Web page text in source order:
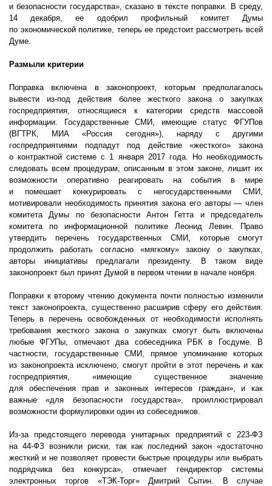
и безопасности государства», сказано в тексте поправки. В среду,
14 декабря, ее одобрил профильный комитет Думы
по экономической политике, теперь ее предстоит рассмотреть всей
Думе.
Размыли критерии
Поправка включена в законопроект, которым предполагалось
вывести из-под действия более жесткого закона о закупках
госпредприятия, относящиеся к категории средств массовой
информации. Государственные СМИ, имеющие статус ФГУПов
(ВГТРК, МИА «Россия сегодня»), наряду с другими
госпредприятиями подпадут под действие «жесткого» закона
о контрактной системе с 1 января 2017 года. Но необходимость
следовать всем процедурам, описанным в этом законе, лишит их
возможности оперативно реагировать на события в мире
и помешает конкурировать с негосударственными СМИ,
мотивировали необходимость принятия закона его авторы — член
комитета Думы по безопасности Антон Гетта и председатель
комитета по информационной политике Леонид Левин. Право
утвердить перечень государственных СМИ, которые смогут
продолжить работать согласно «мягкому» закону о закупках,
авторы инициативы предлагали президенту. В таком виде
законопроект был принят Думой в первом чтении в начале ноября.
Поправки к второму чтению документа почти полностью изменили
текст законопроекта, существенно расширив сферу его действия.
Теперь в перечень освобожденных от необходимости исполнять
требования жесткого закона о закупках смогут быть включены
любые ФГУПы, отмечают два собеседника РБК в Госдуме. В
частности, государственные СМИ, прямое упоминание которых
из законопроекта исключено, смогут пройти в этот перечень и как
госпредприятия, «имеющие существенное значение
для обеспечения прав и законных интересов граждан», и как
важные «для безопасности государства», проиллюстрировал
возможности формулировки один из собеседников.
Из-за предстоящего перевода унитарных предприятий с 223-ФЗ
на 44-ФЗ возникли риски, так как последний закон «достаточно
жесткий и не позволяет провести быстрые процедуры или выбрать
подрядчика без конкурса», отмечает гендиректор системы
электронных торгов «ТЭК-Торг» Дмитрий Сытин. В случае